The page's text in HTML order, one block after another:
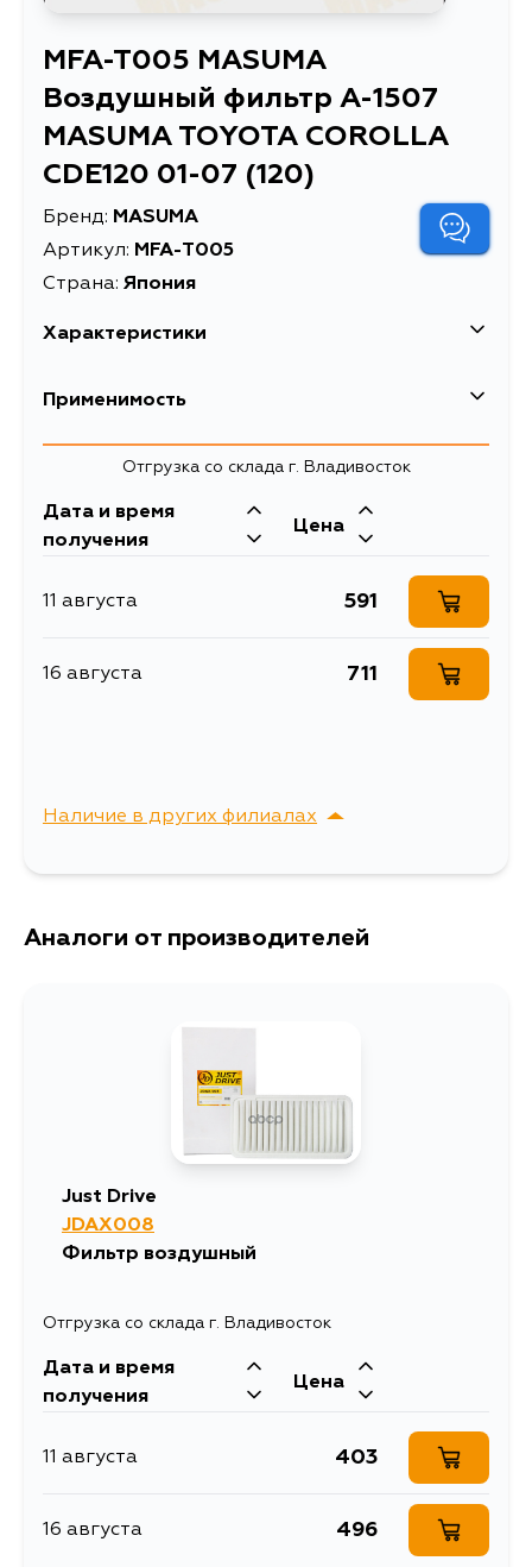
MFA-T005 MASUMA
Воздушный фильтр A-1507
MASUMA TOYOTA COROLLA
CDE120 01-07 (120)
Бренд: MASUMA
Артикул: MFA-T005
Страна: Япония
Характеристики
Применимость
Отгрузка со склада г. Владивосток
Дата и время
получения
Цена
11 августа 591
16 августа 711
Наличие в других филиалах
г. Владивосток,
Аналоги от производителей
Just Drive
JDAX008
Фильтр воздушный
Отгрузка со склада г. Владивосток
Дата и время
получения
Цена
11 августа 403
16 августа 496